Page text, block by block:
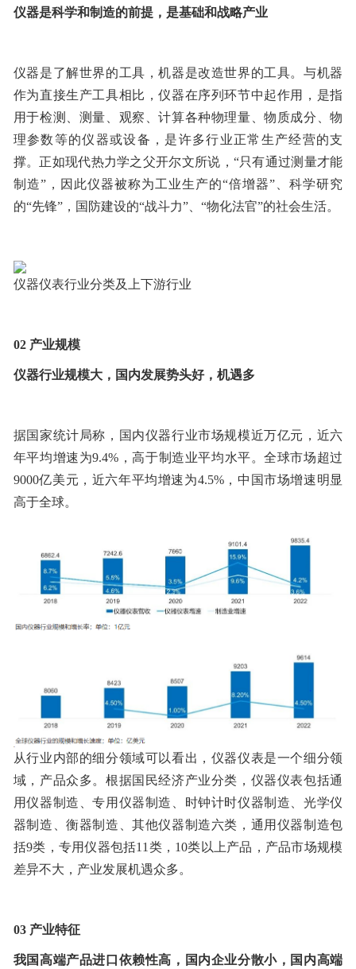
仪器是科学和制造的前提，是基础和战略产业
仪器是了解世界的工具，机器是改造世界的工具。与机器
作为直接生产工具相比，仪器在序列环节中起作用，是指
用于检测、测量、观察、计算各种物理量、物质成分、物
理参数等的仪器或设备，是许多行业正常生产经营的支
撑。正如现代热力学之父开尔文所说，“只有通过测量才能
制造”，因此仪器被称为工业生产的“倍增器”、科学研究
的“先锋”，国防建设的“战斗力”、“物化法官”的社会生活。
仪器仪表行业分类及上下游行业
02 产业规模
仪器行业规模大，国内发展势头好，机遇多
据国家统计局称，国内仪器行业市场规模近万亿元，近六
年平均增速为9.4%，高于制造业平均水平。全球市场超过
9000亿美元，近六年平均增速为4.5%，中国市场增速明显
高于全球。
从行业内部的细分领域可以看出，仪器仪表是一个细分领
域，产品众多。根据国民经济产业分类，仪器仪表包括通
用仪器制造、专用仪器制造、时钟计时仪器制造、光学仪
器制造、衡器制造、其他仪器制造六类，通用仪器制造包
括9类，专用仪器包括11类，10类以上产品，产品市场规模
差异不大，产业发展机遇众多。
03 产业特征
我国高端产品进口依赖性高，国内企业分散小，国内高端